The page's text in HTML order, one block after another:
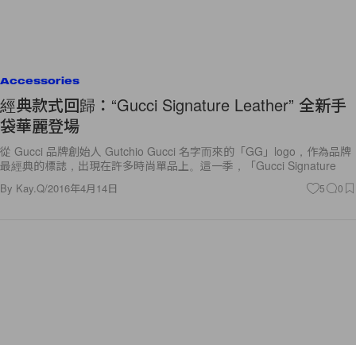
Accessories
經典款式回歸：“Gucci Signature Leather” 全新手
袋華麗登場
從 Gucci 品牌創始人 Gutchio Gucci 名字而來的「GG」logo，作為品牌
最經典的標誌，出現在許多時尚單品上。這一季，「Gucci Signature
By Kay.Q/2016年4月14日 5 0